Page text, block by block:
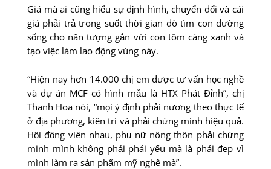
Giá mà ai cũng hiểu sự định hình, chuyển đổi và cái
giá phải trả trong suốt thời gian dò tìm con đường
sống cho năn tượng gắn với con tôm càng xanh và
tạo việc làm lao động vùng này.
“Hiện nay hơn 14.000 chị em được tư vấn học nghề
và dự án MCF có hình mẫu là HTX Phát Ðỉnh”, chị
Thanh Hoa nói, “mọi ý định phải nương theo thực tế
ở địa phương, kiên trì và phải chứng minh hiệu quả.
Hội động viên nhau, phụ nữ nông thôn phải chứng
minh mình không phải phái yếu mà là phái đẹp vì
mình làm ra sản phẩm mỹ nghệ mà”.